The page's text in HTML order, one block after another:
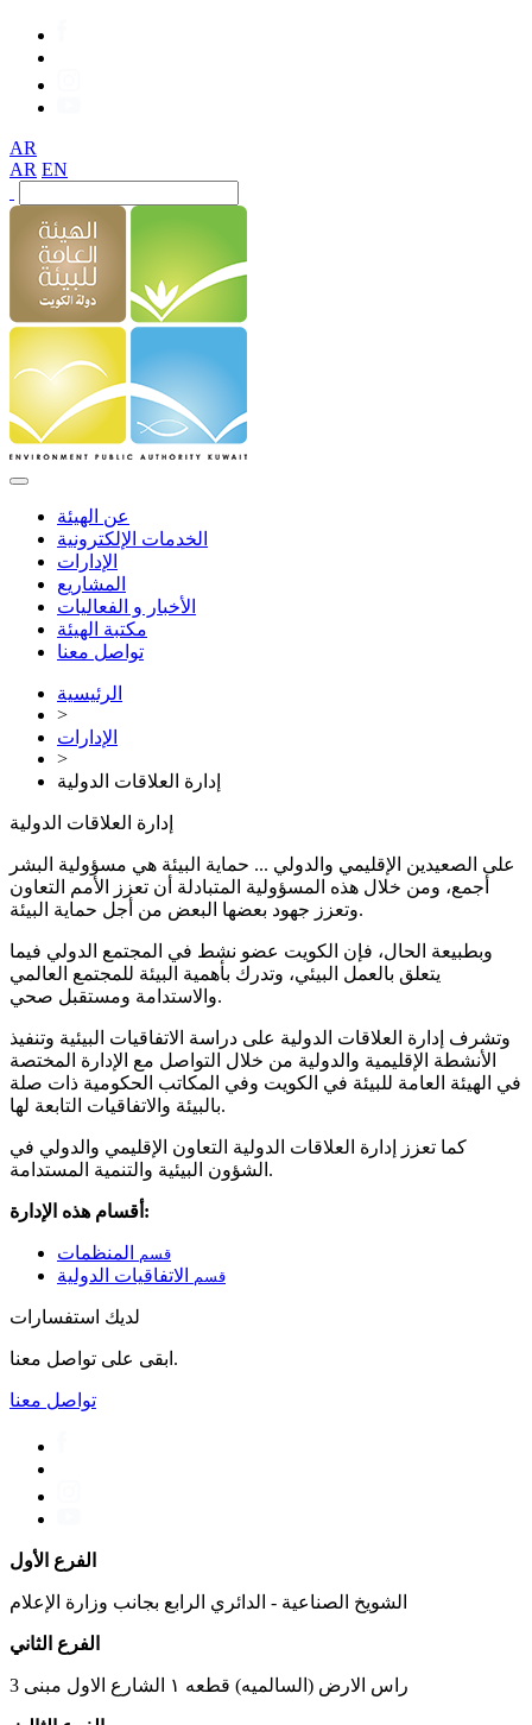
AR
AR EN
عن الهيئة
الخدمات الإلكترونية
الإدارات
المشاريع
الأخبار و الفعاليات
مكتبة الهيئة
تواصل معنا
الرئيسية
>
الإدارات
>
إدارة العلاقات الدولية
إدارة العلاقات الدولية
على الصعيدين الإقليمي والدولي ... حماية البيئة هي مسؤولية البشر
أجمع، ومن خلال هذه المسؤولية المتبادلة أن تعزز الأمم التعاون
وتعزز جهود بعضها البعض من أجل حماية البيئة.
وبطبيعة الحال، فإن الكويت عضو نشط في المجتمع الدولي فيما
يتعلق بالعمل البيئي، وتدرك بأهمية البيئة للمجتمع العالمي
والاستدامة ومستقبل صحي.
وتشرف إدارة العلاقات الدولية على دراسة الاتفاقيات البيئية وتنفيذ
الأنشطة الإقليمية والدولية من خلال التواصل مع الإدارة المختصة
في الهيئة العامة للبيئة في الكويت وفي المكاتب الحكومية ذات صلة
بالبيئة والاتفاقيات التابعة لها.
كما تعزز إدارة العلاقات الدولية التعاون الإقليمي والدولي في
الشؤون البيئية والتنمية المستدامة.
أقسام هذه الإدارة:
قسم المنظمات
قسم الاتفاقيات الدولية
لديك استفسارات
ابقى على تواصل معنا.
تواصل معنا
الفرع الأول
الشويخ الصناعية - الدائري الرابع بجانب وزارة الإعلام
الفرع الثاني
راس الارض (السالميه) قطعه ١ الشارع الاول مبنى 3